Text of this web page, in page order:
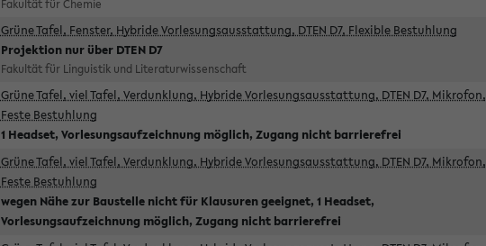
Fakultät für Chemie
Grüne Tafel, Fenster, Hybride Vorlesungsausstattung, DTEN D7, Flexible Bestuhlung
Projektion nur über DTEN D7
Fakultät für Linguistik und Literaturwissenschaft
Grüne Tafel, viel Tafel, Verdunklung, Hybride Vorlesungsausstattung, DTEN D7, Mikrofon,
Feste Bestuhlung
1 Headset, Vorlesungsaufzeichnung möglich, Zugang nicht barrierefrei
Grüne Tafel, viel Tafel, Verdunklung, Hybride Vorlesungsausstattung, DTEN D7, Mikrofon,
Feste Bestuhlung
wegen Nähe zur Baustelle nicht für Klausuren geeignet, 1 Headset,
Vorlesungsaufzeichnung möglich, Zugang nicht barrierefrei